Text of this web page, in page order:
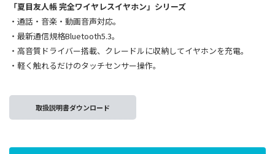
「夏目友人帳 完全ワイヤレスイヤホン」シリーズ
・通話・音楽・動画音声対応。
・最新通信規格Bluetooth5.3。
・高音質ドライバー搭載、クレードルに収納してイヤホンを充電。
・軽く触れるだけのタッチセンサー操作。
取扱説明書ダウンロード